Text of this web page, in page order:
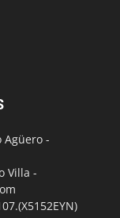
Agüero -
Villa -